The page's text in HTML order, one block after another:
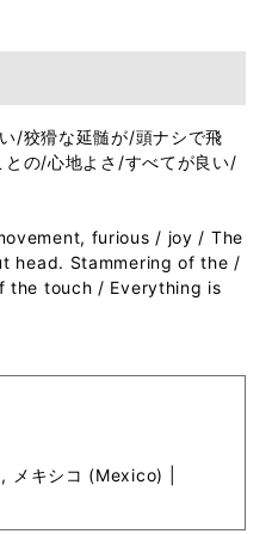
/狡猾な延髄が/頭ナシで飛
の/心地よさ/すべてが良い/
furious / joy / The
head. Stammering of the /
the touch / Everything is
メキシコ (Mexico) |